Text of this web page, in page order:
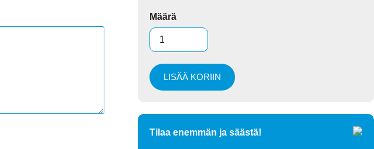
Määrä
LISÄÄ KORIIN
Tilaa enemmän ja säästä!